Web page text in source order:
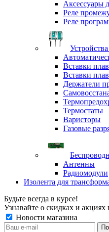
Аксессуары
Реле
Реле
Вставки
Вставки
Держатели
Термостаты
Варисторы
Газовые
Антенны
Радиомодули
Изолента для
Будьте всегда в курсе!
Узнавайте о скидках и
Новости магазина